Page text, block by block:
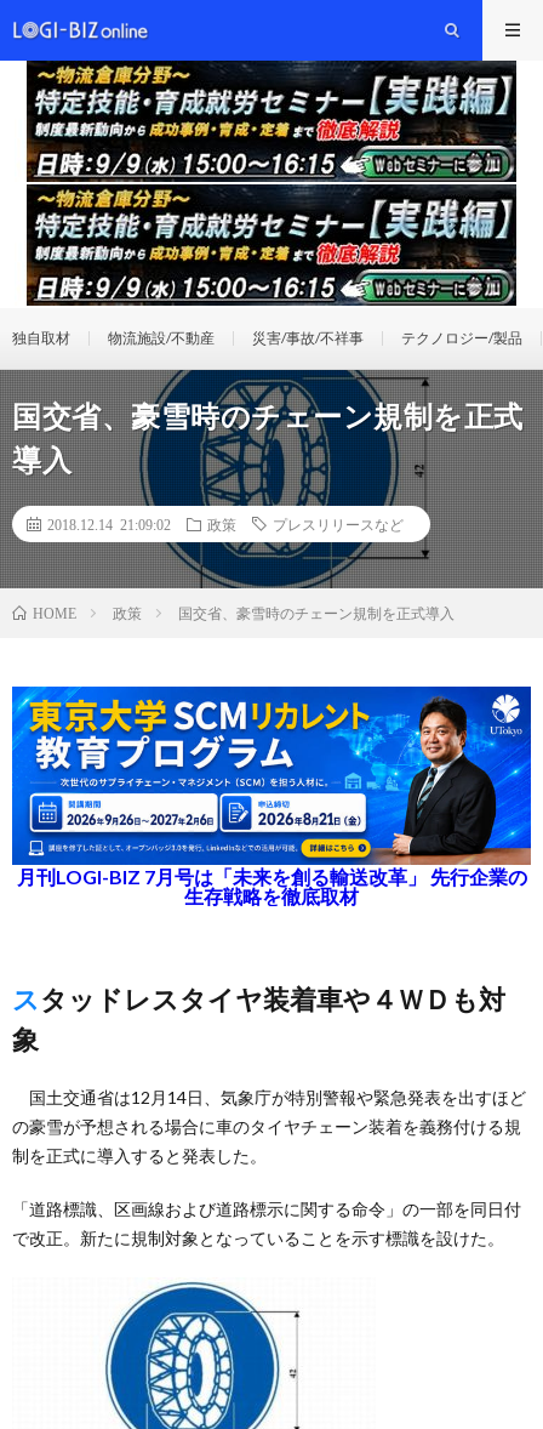
独自取材 物流施設/不動産 災害/事故/不祥事 テクノロジー/製品
国交省、豪雪時のチェーン規制を正式
導入
2018.12.14 21:09:02 政策 プレスリリースなど
HOME 政策 国交省、豪雪時のチェーン規制を正式導入
月刊LOGI-BIZ 7月号は「未来を創る輸送改革」 先行企業の
生存戦略を徹底取材
スタッドレスタイヤ装着車や４ＷＤも対
象
国土交通省は12月14日、気象庁が特別警報や緊急発表を出すほど
の豪雪が予想される場合に車のタイヤチェーン装着を義務付ける規
制を正式に導入すると発表した。
「道路標識、区画線および道路標示に関する命令」の一部を同日付
で改正。新たに規制対象となっていることを示す標識を設けた。